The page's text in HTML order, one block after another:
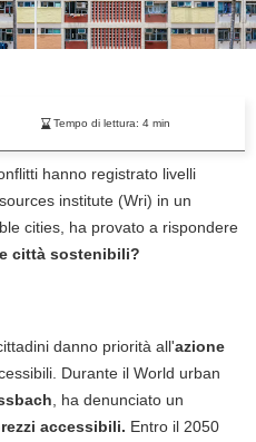
Tempo di lettura:4 min
hanno registrato livelli
institute (Wri) in un
cities, ha provato a rispondere
città sostenibili?
danno priorità all'azione
Durante il World urban
, ha denunciato un
accessibili. Entro il 2050